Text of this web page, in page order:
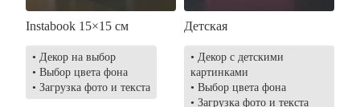
Instabook 15×15 см
• Декор на выбор
• Выбор цвета фона
• Загрузка фото и текста
Детская
• Декор с детскими
картинками
• Выбор цвета фона
• Загрузка фото и текста